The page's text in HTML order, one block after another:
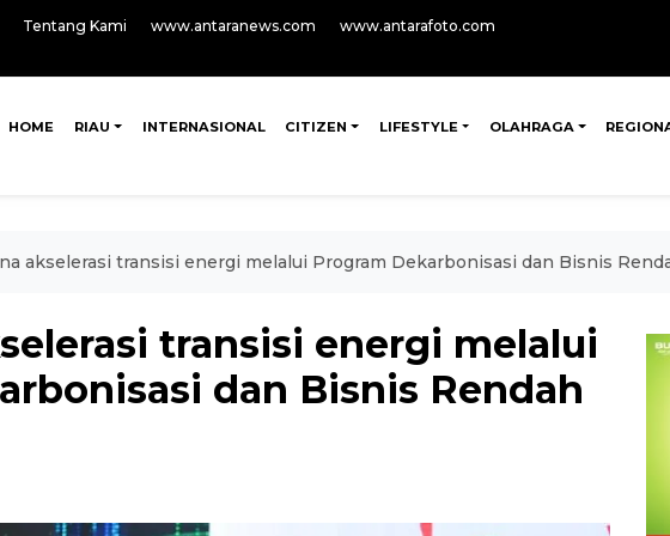
Tentang Kami www.antaranews.com
www.antarafoto.com
HOME RIAU INTERNASIONAL CITIZEN LIFESTYLE OLAHRAGA
akselerasi transisi energi melalui Program Dekarbonisasi dan Bisnis
transisi energi melalui
dan Bisnis Rendah